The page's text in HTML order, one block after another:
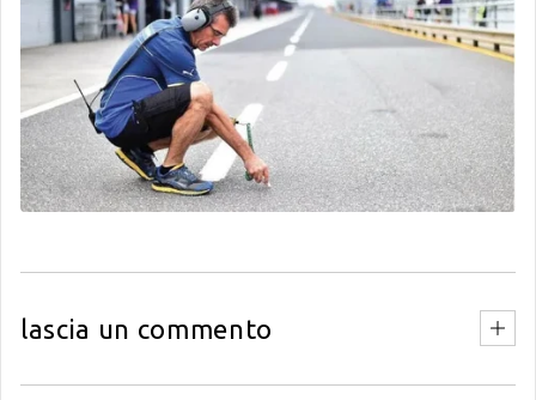
lascia un commento